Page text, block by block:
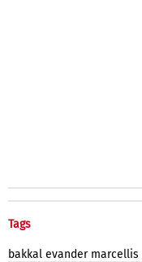
Tags
bakkal evander marcellis